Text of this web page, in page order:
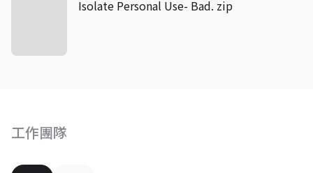
工作團隊
Isolate Personal Use- Bad. zip